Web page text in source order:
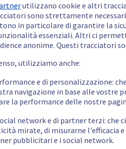
utilizzano cookie e altri
sono strettamente
in particolare di garantire la
essenziali. Altri ci
anonime. Questi tracciatori
utilizziamo anche:
e di personalizzazione:
navigazione in base alle vostre
la performance delle nostre
network e di partner terzi: che
mirate, di misurarne l'efficacia
pubblicitari e i social network.